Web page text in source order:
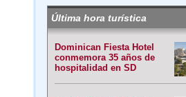
Última hora turística
Dominican Fiesta Hotel
conmemora 35 años de
hospitalidad en SD